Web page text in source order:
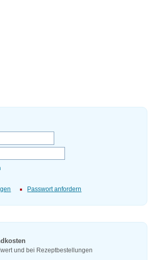
Passwort anfordern
und bei Rezeptbestellungen